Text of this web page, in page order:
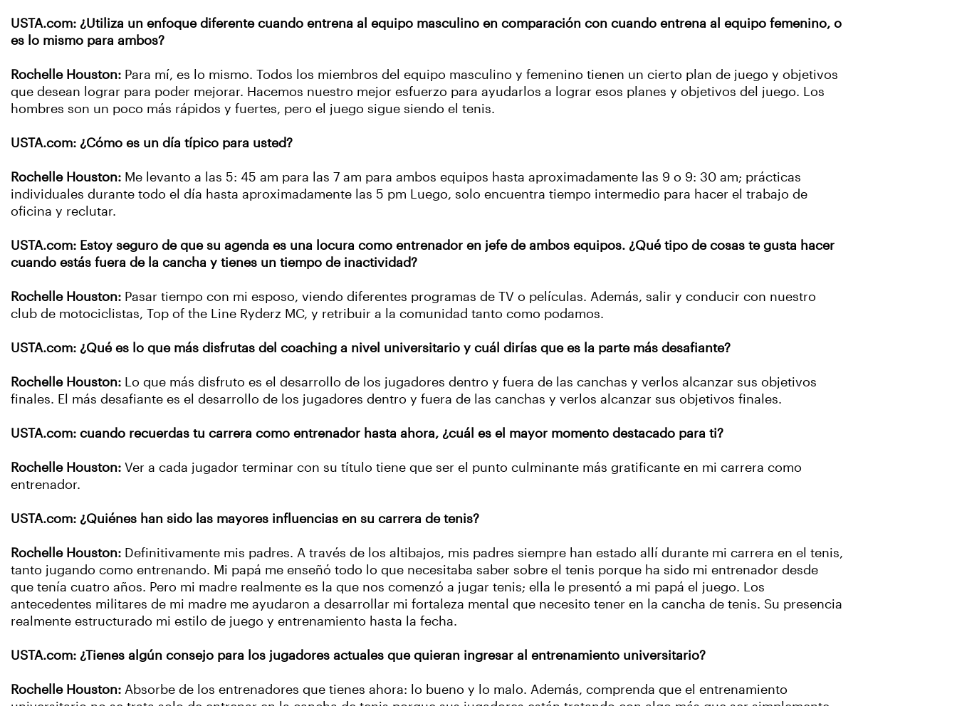
USTA.com: ¿Utiliza un enfoque diferente cuando entrena al equipo masculino en comparación con cuando entrena al equipo femenino, o
es lo mismo para ambos?
Rochelle Houston: Para mí, es lo mismo. Todos los miembros del equipo masculino y femenino tienen un cierto plan de juego y objetivos
que desean lograr para poder mejorar. Hacemos nuestro mejor esfuerzo para ayudarlos a lograr esos planes y objetivos del juego. Los
hombres son un poco más rápidos y fuertes, pero el juego sigue siendo el tenis.
USTA.com: ¿Cómo es un día típico para usted?
Rochelle Houston: Me levanto a las 5: 45 am para las 7 am para ambos equipos hasta aproximadamente las 9 o 9: 30 am; prácticas
individuales durante todo el día hasta aproximadamente las 5 pm Luego, solo encuentra tiempo intermedio para hacer el trabajo de
oficina y reclutar.
USTA.com: Estoy seguro de que su agenda es una locura como entrenador en jefe de ambos equipos. ¿Qué tipo de cosas te gusta hacer
cuando estás fuera de la cancha y tienes un tiempo de inactividad?
Rochelle Houston: Pasar tiempo con mi esposo, viendo diferentes programas de TV o películas. Además, salir y conducir con nuestro
club de motociclistas, Top of the Line Ryderz MC, y retribuir a la comunidad tanto como podamos.
USTA.com: ¿Qué es lo que más disfrutas del coaching a nivel universitario y cuál dirías que es la parte más desafiante?
Rochelle Houston: Lo que más disfruto es el desarrollo de los jugadores dentro y fuera de las canchas y verlos alcanzar sus objetivos
finales. El más desafiante es el desarrollo de los jugadores dentro y fuera de las canchas y verlos alcanzar sus objetivos finales.
USTA.com: cuando recuerdas tu carrera como entrenador hasta ahora, ¿cuál es el mayor momento destacado para ti?
Rochelle Houston: Ver a cada jugador terminar con su título tiene que ser el punto culminante más gratificante en mi carrera como
entrenador.
USTA.com: ¿Quiénes han sido las mayores influencias en su carrera de tenis?
Rochelle Houston: Definitivamente mis padres. A través de los altibajos, mis padres siempre han estado allí durante mi carrera en el tenis,
tanto jugando como entrenando. Mi papá me enseñó todo lo que necesitaba saber sobre el tenis porque ha sido mi entrenador desde
que tenía cuatro años. Pero mi madre realmente es la que nos comenzó a jugar tenis; ella le presentó a mi papá el juego. Los
antecedentes militares de mi madre me ayudaron a desarrollar mi fortaleza mental que necesito tener en la cancha de tenis. Su presencia
realmente estructurado mi estilo de juego y entrenamiento hasta la fecha.
USTA.com: ¿Tienes algún consejo para los jugadores actuales que quieran ingresar al entrenamiento universitario?
Rochelle Houston: Absorbe de los entrenadores que tienes ahora: lo bueno y lo malo. Además, comprenda que el entrenamiento